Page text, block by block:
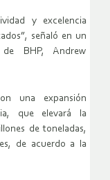
y excelencia
señaló en un
BHP, Andrew
una expansión
que elevará la
de toneladas,
de acuerdo a la